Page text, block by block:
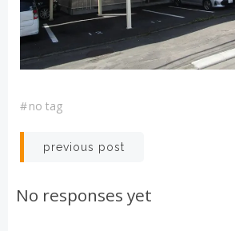
#no tag
Post
navigation
previous post
No responses yet